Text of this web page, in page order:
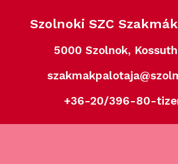
Szolnoki SZC
5000 Szolnok,
+36-20/396-80-